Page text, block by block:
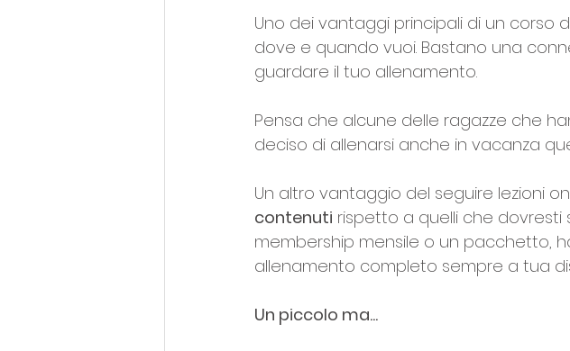
Uno dei vantaggi principali di un corso
dove e quando vuoi. Bastano una
guardare il tuo allenamento.
Pensa che alcune delle ragazze che
deciso di allenarsi anche in vacanza
Un altro vantaggio del seguire lezioni
contenuti rispetto a quelli che dovresti
membership mensile o un pacchetto,
allenamento completo sempre a tua
Un piccolo ma...